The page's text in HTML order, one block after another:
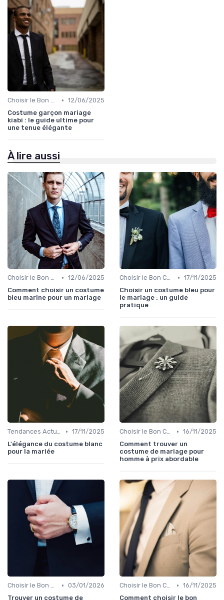
Choisir le Bon Costume • 12/06/2025
Costume garçon mariage
kiabi : le guide ultime pour
une tenue élégante
À lire aussi
Choisir le Bon Costume • 12/06/2025
Comment choisir un costume
bleu marine pour un mariage
Choisir le Bon Costume • 17/11/2025
Choisir un costume bleu pour
le mariage : un guide
pratique
Tendances Actuelles • 17/11/2025
L'élégance du costume blanc
pour la mariée
Choisir le Bon Costume • 16/11/2025
Comment trouver un
costume de mariage pour
homme à prix abordable
Choisir le Bon Costume • 03/01/2026
Trouver un costume de
Choisir le Bon Costume • 16/11/2025
Comment choisir le bon